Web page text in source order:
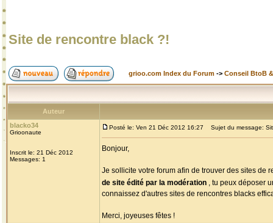
Site de rencontre black ?!
grioo.com Index du Forum -> Conseil BtoB
Auteur
blacko34
Grioonaute
Inscrit le: 21 Déc 2012
Messages: 1
Posté le: Ven 21 Déc 2012 16:27 Sujet du message:
Bonjour,
Je sollicite votre forum afin de trouver des sites de
de site édité par la modération , tu peux déposer
connaissez d'autres sites de rencontres blacks
Merci, joyeuses fêtes !